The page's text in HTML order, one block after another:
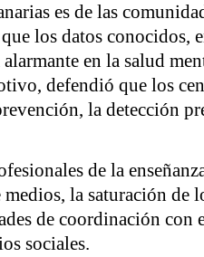
es de las
los datos conocidos,
en la salud
defendió que los
la detección
de la
la saturación de
de coordinación con
sociales.